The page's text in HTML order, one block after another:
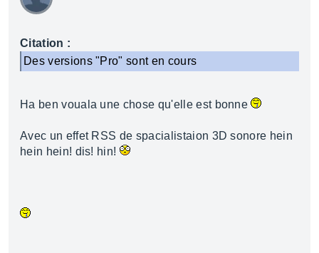
Citation :
Des versions "Pro" sont en cours
Ha ben vouala une chose qu'elle est bonne
Avec un effet RSS de spacialistaion 3D sonore hein
hein hein! dis! hin!